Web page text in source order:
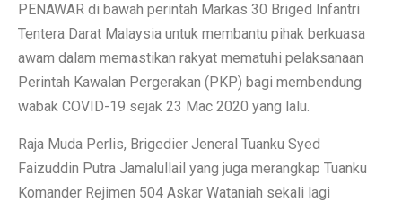
PENAWAR di bawah perintah Markas 30 Briged Infantri
Tentera Darat Malaysia untuk membantu pihak berkuasa
awam dalam memastikan rakyat mematuhi pelaksanaan
Perintah Kawalan Pergerakan (PKP) bagi membendung
wabak COVID-19 sejak 23 Mac 2020 yang lalu.
Raja Muda Perlis, Brigedier Jeneral Tuanku Syed
Faizuddin Putra Jamalullail yang juga merangkap Tuanku
Komander Rejimen 504 Askar Wataniah sekali lagi